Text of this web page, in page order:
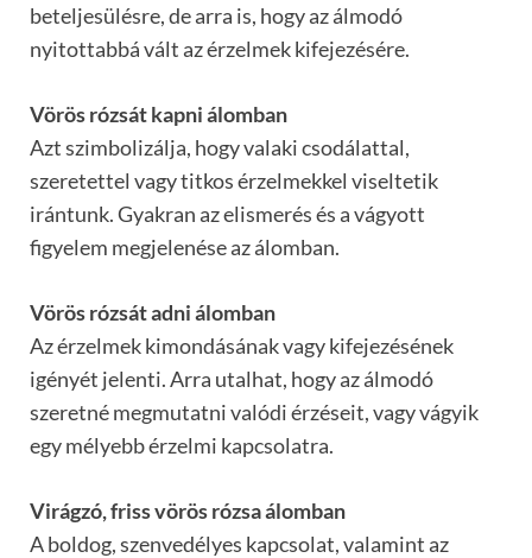
beteljesülésre, de arra is, hogy az álmodó
nyitottabbá vált az érzelmek kifejezésére.
Vörös rózsát kapni álomban
Azt szimbolizálja, hogy valaki csodálattal,
szeretettel vagy titkos érzelmekkel viseltetik
irántunk. Gyakran az elismerés és a vágyott
figyelem megjelenése az álomban.
Vörös rózsát adni álomban
Az érzelmek kimondásának vagy kifejezésének
igényét jelenti. Arra utalhat, hogy az álmodó
szeretné megmutatni valódi érzéseit, vagy vágyik
egy mélyebb érzelmi kapcsolatra.
Virágzó, friss vörös rózsa álomban
A boldog, szenvedélyes kapcsolat, valamint az